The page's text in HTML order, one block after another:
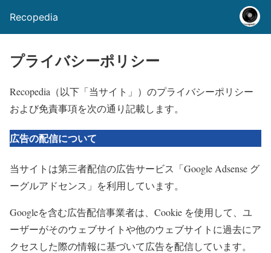
Recopedia
プライバシーポリシー
Recopedia（以下「当サイト」）のプライバシーポリシー
および免責事項を次の通り記載します。
広告の配信について
当サイトは第三者配信の広告サービス「Google Adsense グ
ーグルアドセンス」を利用しています。
Googleを含む広告配信事業者は、Cookie を使用して、ユ
ーザーがそのウェブサイトや他のウェブサイトに過去にア
クセスした際の情報に基づいて広告を配信しています。